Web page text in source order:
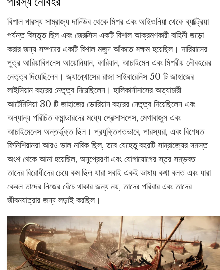
বিশাল পারস্য সাম্রাজ্য দানিউব থেকে মিশর এবং আইওনিয়া থেকে ব্যাক্ট্রিয়া
পর্যন্ত বিস্তৃত ছিল এবং জেরক্সিস একটি বিশাল আক্রমণকারী বাহিনী জড়ো
করার জন্য সম্পদের একটি বিশাল মজুদ আঁকতে সক্ষম হয়েছিল। দারিয়াসের
পুত্র আরিয়াবিগনেস আয়োনিয়ান, কারিয়ান, আচাইমেন এবং মিশরীয় নৌবহরের
নেতৃত্ব দিয়েছিলেন। জ্যান্থোসের রাজা সাইবারেনিস 50 টি জাহাজের
লাইসিয়ান বহরের নেতৃত্ব দিয়েছিলেন। হালিকার্নাসাসের অত্যাচারী
আর্টেমিসিয়া 30 টি জাহাজের ডোরিয়ান বহরের নেতৃত্ব দিয়েছিলেন এবং
অন্যান্য পরিচিত কমান্ডারদের মধ্যে প্রেক্সাসপেস, মেগাবাজুস এবং
আচাইমেনেস অন্তর্ভুক্ত ছিল। প্রযুক্তিগতভাবে, পারস্যরা, এবং বিশেষত
ফিনিশিয়ানরা আরও ভাল নাবিক ছিল, তবে যেহেতু বহরটি সাম্রাজ্যের সমস্ত
অংশ থেকে আনা হয়েছিল, অনুপ্রেরণা এবং যোগাযোগের স্তর সম্ভবত
তাদের বিরোধীদের চেয়ে কম ছিল যারা সবাই একই ভাষায় কথা বলত এবং যারা
কেবল তাদের নিজের বেঁচে থাকার জন্য নয়, তাদের পরিবার এবং তাদের
জীবনযাত্রার জন্য লড়াই করছিল।